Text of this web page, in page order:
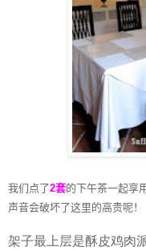
我们点了2套的下午茶一起享
声音会破坏了这里的高贵呢！
架子最上层是酥皮鸡肉